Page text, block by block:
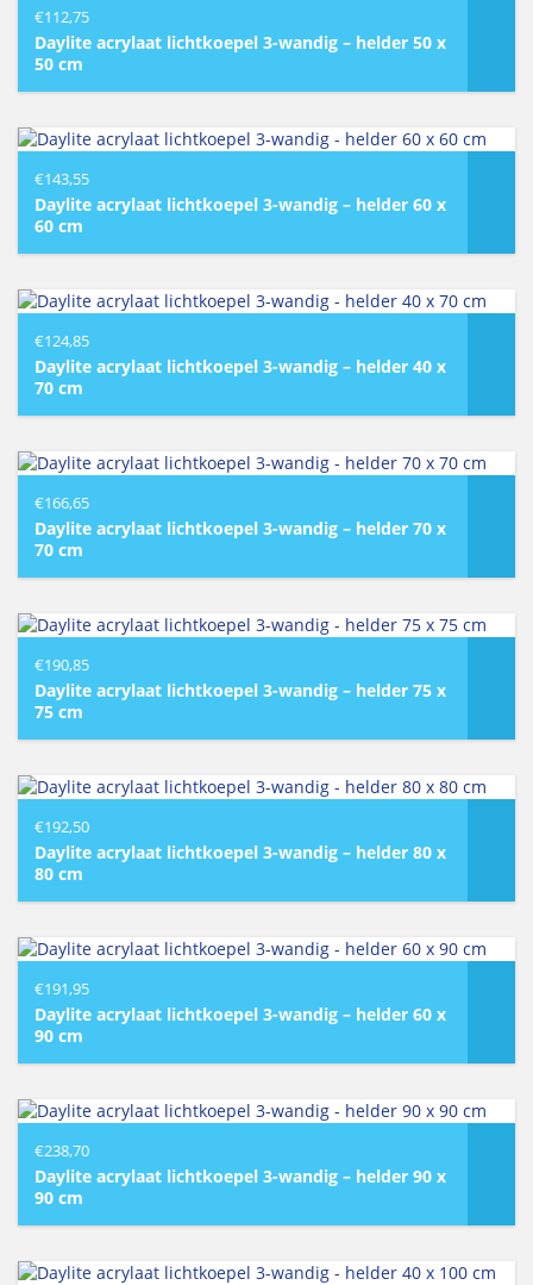
€112,75
Daylite acrylaat lichtkoepel 3-wandig – helder 50 x
50 cm
€143,55
Daylite acrylaat lichtkoepel 3-wandig – helder 60 x
60 cm
€124,85
Daylite acrylaat lichtkoepel 3-wandig – helder 40 x
70 cm
€166,65
Daylite acrylaat lichtkoepel 3-wandig – helder 70 x
70 cm
€190,85
Daylite acrylaat lichtkoepel 3-wandig – helder 75 x
75 cm
€192,50
Daylite acrylaat lichtkoepel 3-wandig – helder 80 x
80 cm
€191,95
Daylite acrylaat lichtkoepel 3-wandig – helder 60 x
90 cm
€238,70
Daylite acrylaat lichtkoepel 3-wandig – helder 90 x
90 cm